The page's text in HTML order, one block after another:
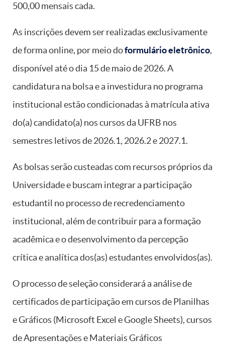
500,00 mensais cada.
As inscrições devem ser realizadas exclusivamente
de forma online, por meio doformulário eletrônico,
disponível até o dia 15 de maio de 2026. A
candidatura na bolsa e a investidura no programa
institucional estão condicionadas à matrícula ativa
do(a) candidato(a) nos cursos da UFRB nos
semestres letivos de 2026.1, 2026.2 e 2027.1.
As bolsas serão custeadas com recursos próprios da
Universidade e buscam integrar a participação
estudantil no processo de recredenciamento
institucional, além de contribuir para a formação
acadêmica e o desenvolvimento da percepção
crítica e analítica dos(as) estudantes envolvidos(as).
O processo de seleção considerará a análise de
certificados de participação em cursos de Planilhas
e Gráficos (Microsoft Excel e Google Sheets), cursos
de Apresentações e Materiais Gráficos